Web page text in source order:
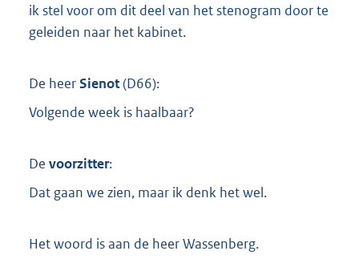
ik stel voor om dit deel van het stenogram door te
geleiden naar het kabinet.
De heerSienot(D66):
Volgende week is haalbaar?
De voorzitter:
Dat gaan we zien, maar ik denk het wel.
Het woord is aan de heer Wassenberg.